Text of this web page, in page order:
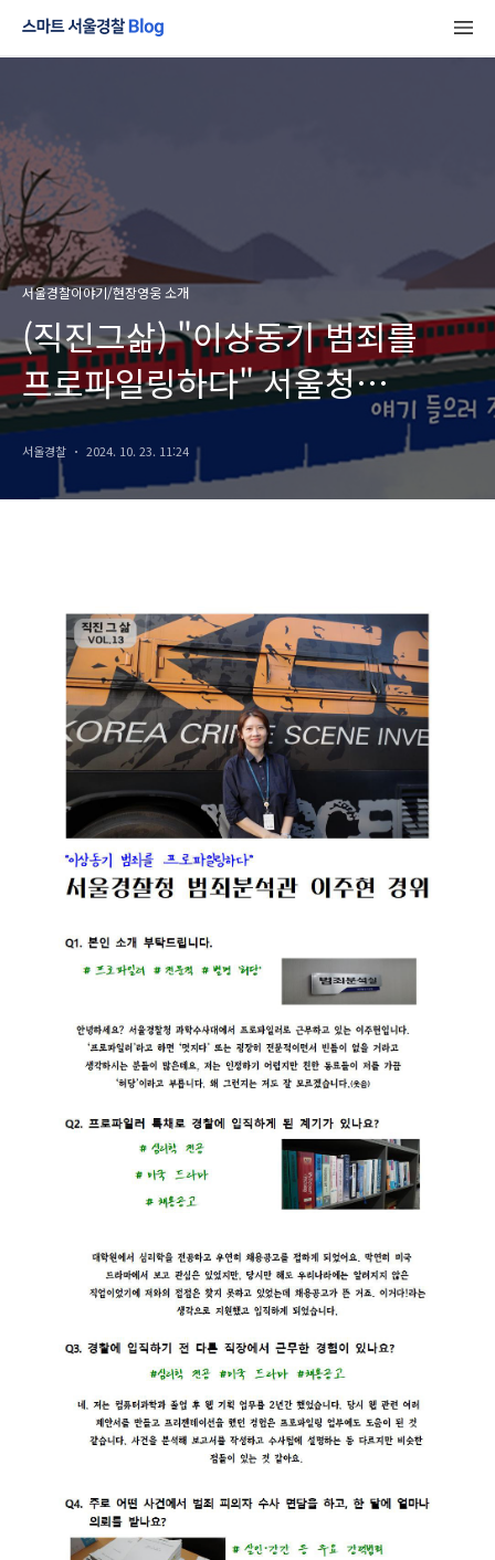
서울경찰이야기/현장영웅 소개
(직진그삶) "이상동기 범죄를
프로파일링하다" 서울청
과학수사과 범죄분석관 이주현
경위
서울경찰 2024. 10. 23. 11:24